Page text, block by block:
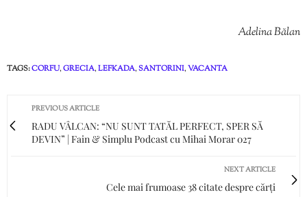
Adelina Bălan
TAGS:CORFU,GRECIA,LEFKADA,SANTORINI,VACANTA
PREVIOUS ARTICLE
RADU VÂLCAN: “NU SUNT TATĂL PERFECT, SPER SĂ
DEVIN” | Fain & Simplu Podcast cu Mihai Morar 027
NEXT ARTICLE
Cele mai frumoase 38 citate despre cărți